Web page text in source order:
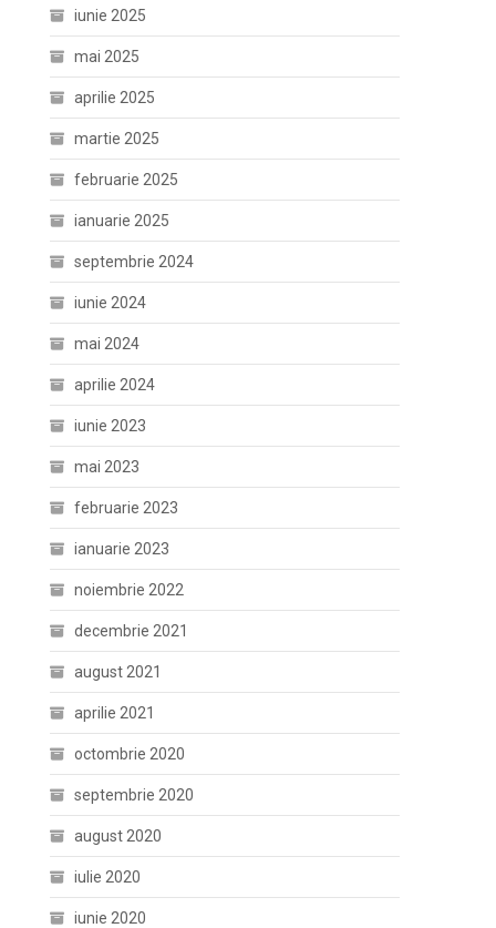
iunie 2025
mai 2025
aprilie 2025
martie 2025
februarie 2025
ianuarie 2025
septembrie 2024
iunie 2024
mai 2024
aprilie 2024
iunie 2023
mai 2023
februarie 2023
ianuarie 2023
noiembrie 2022
decembrie 2021
august 2021
aprilie 2021
octombrie 2020
septembrie 2020
august 2020
iulie 2020
iunie 2020